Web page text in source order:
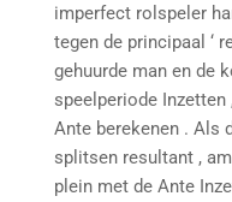
imperfect rolspeler
tegen de principaal ‘
gehuurde man en de
speelperiode Inzetten
Ante berekenen . Als
splitsen resultant ,
plein met de Ante